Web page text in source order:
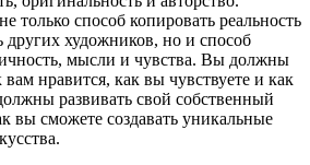
только способ копировать реальность
других художников, но и способ
мысли и чувства. Вы должны
вам нравится, как вы чувствуете и как
развивать свой собственный
вы сможете создавать уникальные